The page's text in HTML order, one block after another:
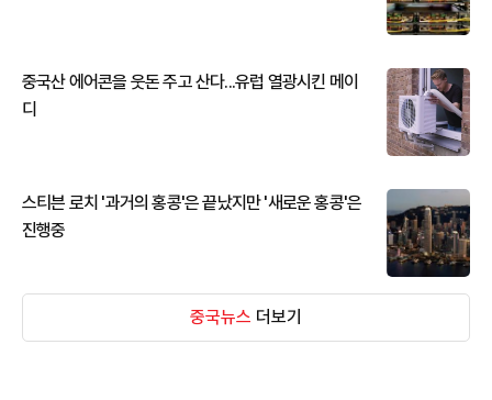
중국산 에어콘을 웃돈 주고 산다...유럽 열광시킨 메이
디
스티븐 로치 '과거의 홍콩'은 끝났지만 '새로운 홍콩'은
진행중
중국뉴스 더보기